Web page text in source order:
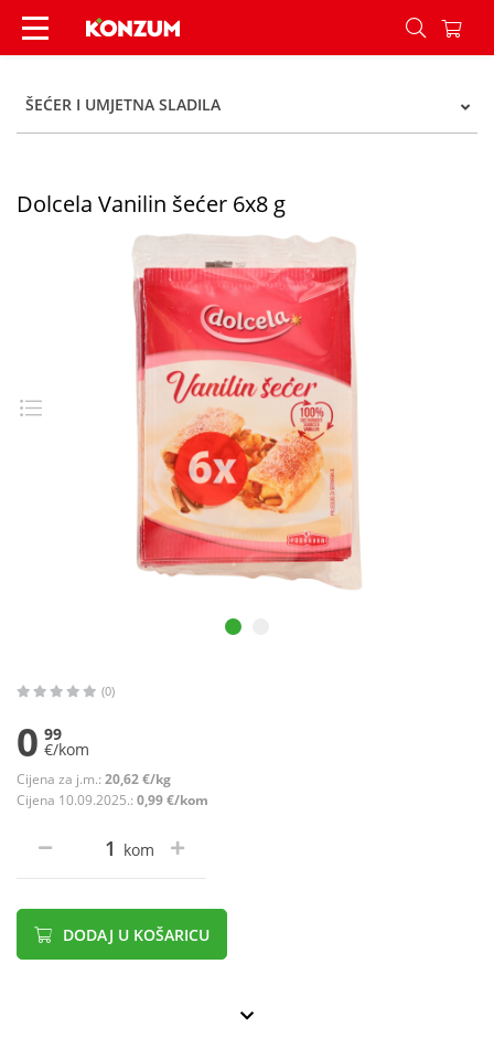
Dolcela Vanilin šećer 6x8 g - Konzum
ŠEĆER I UMJETNA SLADILA
Dolcela Vanilin šećer 6x8 g
(0)
0 99
€/kom
Cijena za j.m.: 20,62 €/kg
Cijena 10.09.2025.: 0,99 €/kom
kom
DODAJ U KOŠARICU